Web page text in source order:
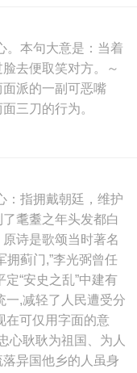
。本句大意是：当着
去便取笑对方。～
派的一副可恶嘴
三刀的行为。
：指拥戴朝廷，维护
耄耋之年头发都白
诗是歌颂当时著名
拥蓟门,”李光弼曾任
“安史之乱”中建有
一,减轻了人民遭受分
在可仅用字面的意
心耿耿为祖国、为人
异国他乡的人虽身